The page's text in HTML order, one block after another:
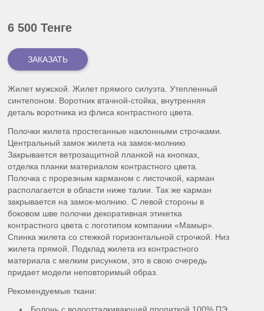
6 500 Тенге
Жилет мужской. Жилет прямого силуэта. Утепленный
синтепоном. Воротник втачной-стойка, внутренняя
деталь воротника из флиса контрастного цвета.
Полочки жилета простеганные наклонными строчками.
Центральный замок жилета на замок-молнию.
Закрывается ветрозащитной планкой на кнопках,
отделка планки материалом контрастного цвета.
Полочка с прорезным карманом с листочкой, карман
располагается в области ниже талии. Так же карман
закрывается на замок-молнию. С левой стороны в
боковом шве полочки декоративная этикетка
контрастного цвета с логотипом компании «Мамыр».
Спинка жилета со стежкой горизонтальной строчкой. Низ
жилета прямой. Подклад жилета из контрастного
материала с мелким рисунком, это в свою очередь
придает модели неповторимый образ.
Рекомендуемые ткани:
Болонь с водоотталкивающей пропиткой 100% ПЭ